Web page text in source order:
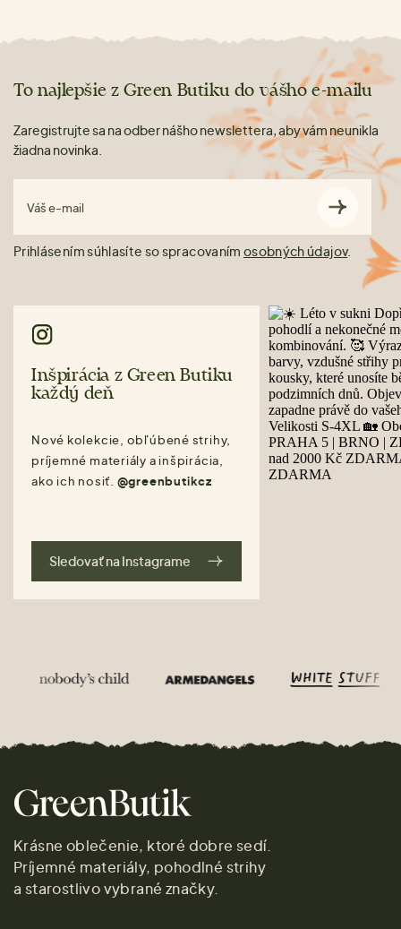
To najlepšie z Green Butiku do vášho e-mailu
Zaregistrujte sa na odber nášho newslettera, aby vám neunikla
žiadna novinka.
Váš e-mail
Prihlásením súhlasíte so spracovaním osobných údajov.
Inšpirácia z Green Butiku
každý deň
Nové kolekcie, obľúbené strihy,
príjemné materiály a inšpirácia,
ako ich nosiť. @greenbutikcz
Sledovať na Instagrame
Krásne oblečenie, ktoré dobre sedí.
Príjemné materiály, pohodlné strihy
a starostlivo vybrané značky.